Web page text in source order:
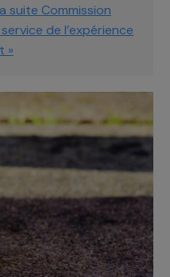
suite Commission
de l’expérience
»